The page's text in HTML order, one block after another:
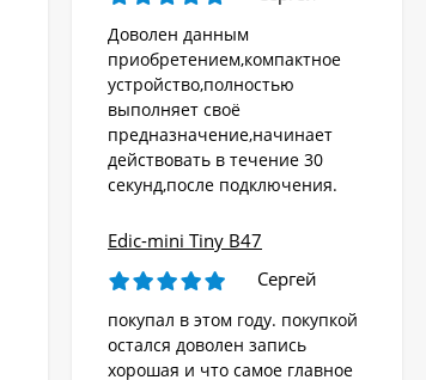
Доволен данным
приобретением,компактное
устройство,полностью
выполняет своё
предназначение,начинает
действовать в течение 30
секунд,после подключения.
Edic-mini Tiny B47
Сергей
покупал в этом году. покупкой
остался доволен запись
хорошая и что самое главное